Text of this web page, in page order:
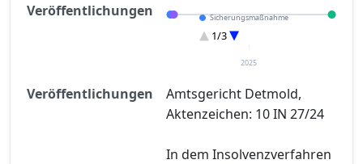
Veröffentlichungen
Sicherungsmaßnahme
Eröffnung
Entscheidung im Verfahren
1/3
2025
Veröffentlichungen
Amtsgericht Detmold,
Aktenzeichen: 10 IN 27/24
In dem Insolvenzverfahren